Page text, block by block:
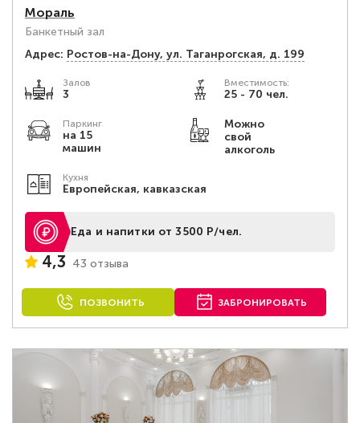
Мораль
Банкетный зал
Адрес: Ростов-на-Дону, ул. Таганрогская, д. 199
Залов
3
Вместимость:
25 - 70 чел.
Паркинг
на 15
машин
Можно
свой
алкоголь
Кухня
Европейская, кавказская
Еда и напитки от 3500 Р/чел.
4,3 43 отзыва
ПОЗВОНИТЬ ЗАБРОНИРОВАТЬ